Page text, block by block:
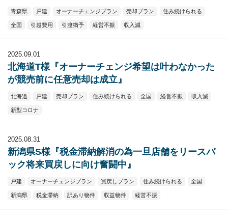
青森県 戸建 オーナーチェンジプラン 売却プラン 住み続けられる
全国 引越費用 引渡猶予 経営不振 収入減
2025.09.01
北海道T様『オーナーチェンジ希望は叶わなかった
が競売前に任意売却は成立』
北海道 戸建 売却プラン 住み続けられる 全国 経営不振 収入減
新型コロナ
2025.08.31
新潟県S様『税金滞納解消の為一旦店舗をリースバ
ック将来買戻しに向け奮闘中』
戸建 オーナーチェンジプラン 買戻しプラン 住み続けられる 全国
新潟県 税金滞納 訳あり物件 収益物件 経営不振